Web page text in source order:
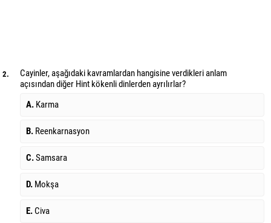
2.
Cayinler, aşağıdaki kavramlardan hangisine verdikleri anlam
açısından diğer Hint kökenli dinlerden ayrılırlar?
A. Karma
B. Reenkarnasyon
C.Samsara
D. Mokşa
E.Civa